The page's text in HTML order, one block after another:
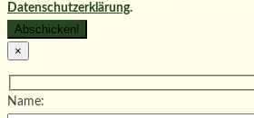
Datenschutzerklärung.
×
Name: